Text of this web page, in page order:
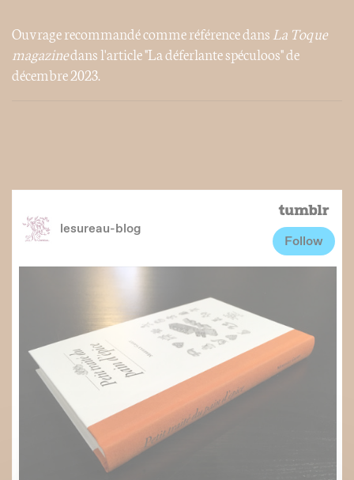
Ouvrage recommandé comme référence dans La Toque
magazinedans l'article "La déferlante spéculoos" de
décembre 2023.